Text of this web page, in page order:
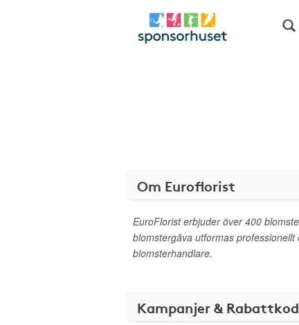
Om Euroflorist
EuroFlorist erbjuder över 400
blomstergåva utformas
blomsterhandlare.
Kampanjer &